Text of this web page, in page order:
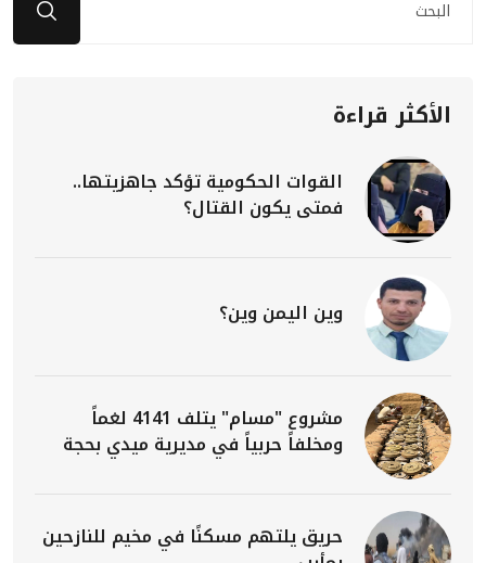
الأكثر قراءة
القوات الحكومية تؤكد جاهزيتها..
فمتى يكون القتال؟
وين اليمن وين؟
مشروع "مسام" يتلف 4141 لغماً
ومخلفاً حربياً في مديرية ميدي بحجة
حريق يلتهم مسكنًا في مخيم للنازحين